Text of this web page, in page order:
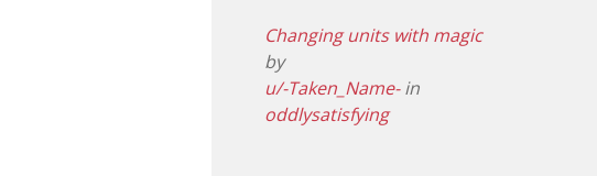
Changing units with magic
by
u/-Taken_Name-in
oddlysatisfying